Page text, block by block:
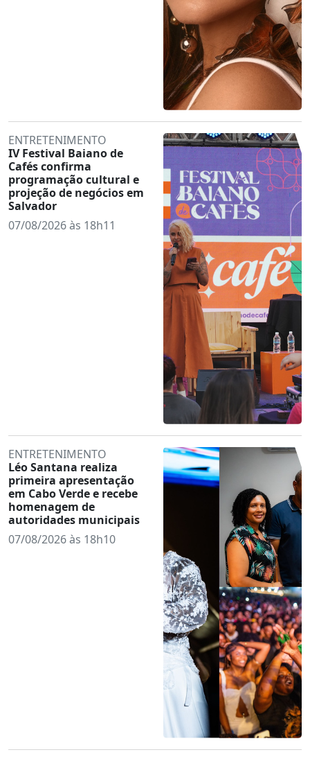
ENTRETENIMENTO
IV Festival Baiano de
Cafés confirma
programação cultural e
projeção de negócios em
Salvador
07/08/2026 às 18h11
ENTRETENIMENTO
Léo Santana realiza
primeira apresentação
em Cabo Verde e recebe
homenagem de
autoridades municipais
07/08/2026 às 18h10